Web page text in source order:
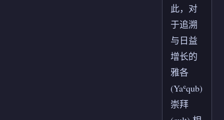
此，对
于追溯
与日益
增长的
雅各
(Yaʿqub)
崇拜